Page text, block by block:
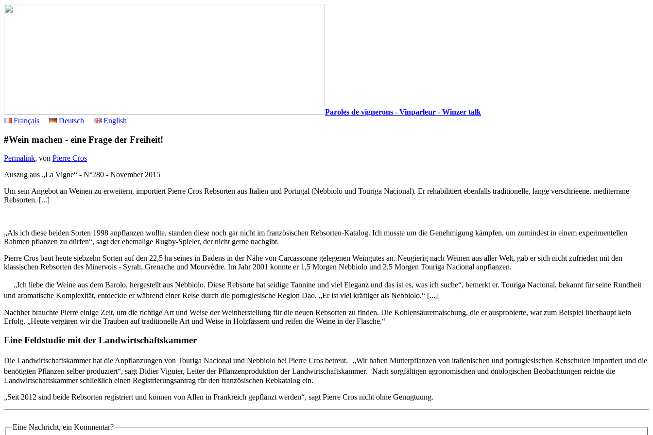
Paroles de vignerons - Vinparleur - Winzer talk
Français
Deutsch English
#Wein machen - eine Frage der Freiheit!
Permalink, von Pierre Cros
Auszug aus „La Vigne“ - N°280 - November 2015
Um sein Angebot an Weinen zu erweitern, importiert Pierre Cros Rebsorten aus Italien und Portugal (Nebbiolo und Touriga Nacional). Er rehabilitiert ebenfalls traditionelle, lange verschrieene, mediterrane
Rebsorten. [...]
„Als ich diese beiden Sorten 1998 anpflanzen wollte, standen diese noch gar nicht im französischen Rebsorten-Katalog. Ich musste um die Genehmigung kämpfen, um zumindest in einem experimentellen
Rahmen pflanzen zu dürfen“, sagt der ehemalige Rugby-Spieler, der nicht gerne nachgibt.
Pierre Cros baut heute siebzehn Sorten auf den 22,5 ha seines in Badens in der Nähe von Carcassonne gelegenen Weingutes an. Neugierig nach Weinen aus aller Welt, gab er sich nicht zufrieden mit den
klassischen Rebsorten des Minervois - Syrah, Grenache und Mourvèdre. Im Jahr 2001 konnte er 1,5 Morgen Nebbiolo und 2,5 Morgen Touriga Nacional anpflanzen.
„Ich liebe die Weine aus dem Barolo, hergestellt aus Nebbiolo. Diese Rebsorte hat seidige Tannine und viel Eleganz und das ist es, was ich suche“, bemerkt er. Touriga Nacional, bekannt für seine Rundheit
und aromatische Komplexität, entdeckte er während einer Reise durch die portugiesische Region Dao. „Er ist viel kräftiger als Nebbiolo.“ [...]
Nachher brauchte Pierre einige Zeit, um die richtige Art und Weise der Weinherstellung für die neuen Rebsorten zu finden. Die Kohlensäuremaischung, die er ausprobierte, war zum Beispiel überhaupt kein
Erfolg. „Heute vergären wir die Trauben auf traditionelle Art und Weise in Holzfässern und reifen die Weine in der Flasche.“
Eine Feldstudie mit der Landwirtschaftskammer
Die Landwirtschaftskammer hat die Anpflanzungen von Touriga Nacional und Nebbiolo bei Pierre Cros betreut. „Wir haben Mutterpflanzen von italienischen und portugiesischen Rebschulen importiert und die
benötigten Pflanzen selber produziert“, sagt Didier Viguier, Leiter der Pflanzenproduktion der Landwirtschaftskammer. Nach sorgfältigen agronomischen und önologischen Beobachtungen reichte die
Landwirtschaftskammer schließlich einen Registrierungsantrag für den französischen Rebkatalog ein.
„Seit 2012 sind beide Rebsorten registriert und können von Allen in Frankreich gepflanzt werden“, sagt Pierre Cros nicht ohne Genugtuung.
Eine Nachricht, ein Kommentar?